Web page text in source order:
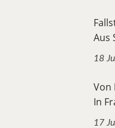
Aus
18
Von
In
17